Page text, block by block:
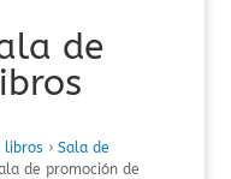
de
libros › Sala de
de promoción de